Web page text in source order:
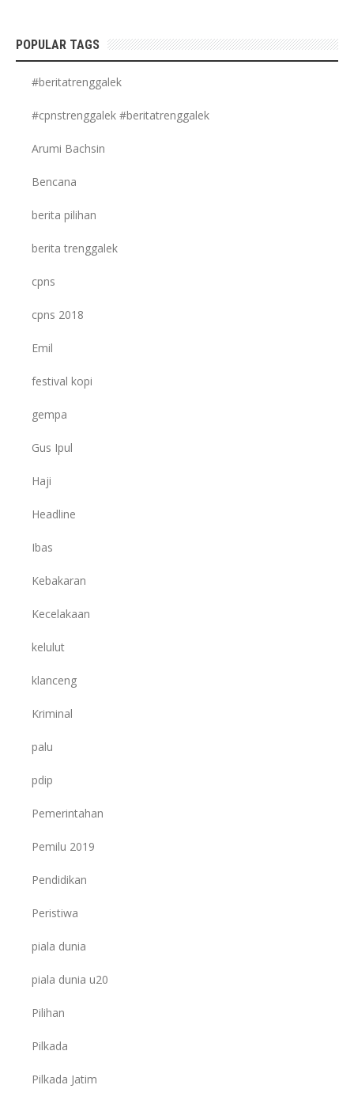
POPULAR TAGS
#beritatrenggalek
#cpnstrenggalek #beritatrenggalek
Arumi Bachsin
Bencana
berita pilihan
berita trenggalek
cpns
cpns 2018
Emil
festival kopi
gempa
Gus Ipul
Haji
Headline
Ibas
Kebakaran
Kecelakaan
kelulut
klanceng
Kriminal
palu
pdip
Pemerintahan
Pemilu 2019
Pendidikan
Peristiwa
piala dunia
piala dunia u20
Pilihan
Pilkada
Pilkada Jatim